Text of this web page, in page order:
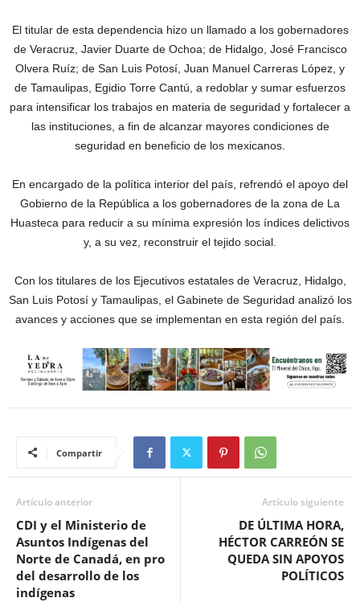
El titular de esta dependencia hizo un llamado a los gobernadores
de Veracruz, Javier Duarte de Ochoa; de Hidalgo, José Francisco
Olvera Ruíz; de San Luis Potosí, Juan Manuel Carreras López, y
de Tamaulipas, Egidio Torre Cantú, a redoblar y sumar esfuerzos
para intensificar los trabajos en materia de seguridad y fortalecer a
las instituciones, a fin de alcanzar mayores condiciones de
seguridad en beneficio de los mexicanos.
En encargado de la política interior del país, refrendó el apoyo del
Gobierno de la República a los gobernadores de la zona de La
Huasteca para reducir a su mínima expresión los índices delictivos
y, a su vez, reconstruir el tejido social.
Con los titulares de los Ejecutivos estatales de Veracruz, Hidalgo,
San Luis Potosí y Tamaulipas, el Gabinete de Seguridad analizó los
avances y acciones que se implementan en esta región del país.
Compartir
Artículo anterior
CDI y el Ministerio de
Asuntos Indígenas del
Norte de Canadá, en pro
del desarrollo de los
indígenas
Artículo siguiente
DE ÚLTIMA HORA,
HÉCTOR CARREÓN SE
QUEDA SIN APOYOS
POLÍTICOS